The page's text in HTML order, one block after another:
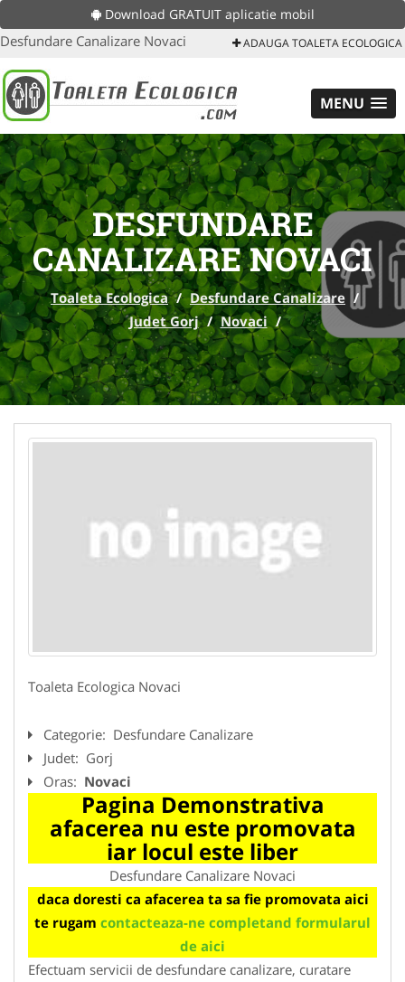
Download GRATUIT aplicatie mobil
Desfundare Canalizare Novaci ADAUGA TOALETA ECOLOGICA
MENU
DESFUNDARE
CANALIZARE NOVACI
Toaleta Ecologica / Desfundare Canalizare /
Judet Gorj / Novaci /
Toaleta Ecologica Novaci
Categorie: Desfundare Canalizare
Judet: Gorj
Oras: Novaci
Pagina Demonstrativa
afacerea nu este promovata
iar locul este liber
Desfundare Canalizare Novaci
daca doresti ca afacerea ta sa fie promovata aici
te rugam contacteaza-ne completand formularul
de aici
Efectuam servicii de desfundare canalizare, curatare